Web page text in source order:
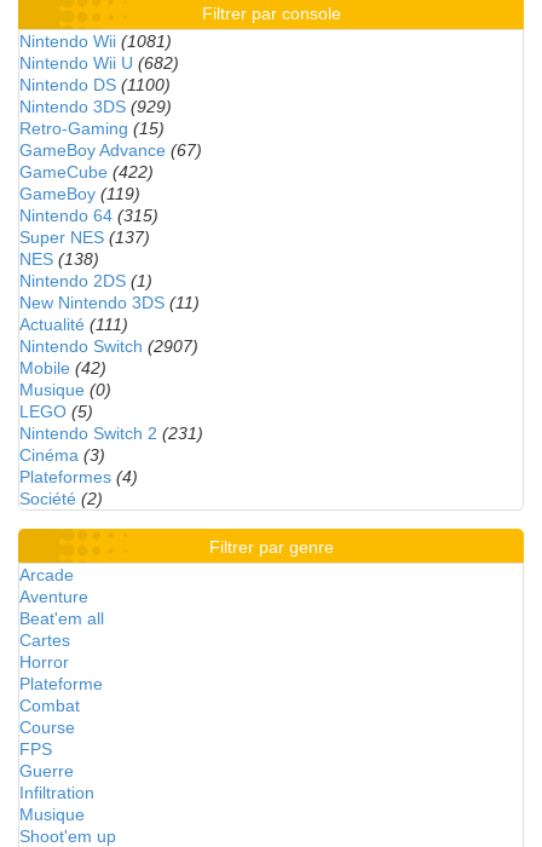
Filtrer par console
Nintendo Wii (1081)
Nintendo Wii U (682)
Nintendo DS (1100)
Nintendo 3DS (929)
Retro-Gaming (15)
GameBoy Advance (67)
GameCube (422)
GameBoy (119)
Nintendo 64 (315)
Super NES (137)
NES (138)
Nintendo 2DS (1)
New Nintendo 3DS (11)
Actualité (111)
Nintendo Switch (2907)
Mobile (42)
Musique (0)
LEGO (5)
Nintendo Switch 2 (231)
Cinéma (3)
Plateformes (4)
Société (2)
Filtrer par genre
Arcade
Aventure
Beat'em all
Cartes
Horror
Plateforme
Combat
Course
FPS
Guerre
Infiltration
Musique
Shoot'em up